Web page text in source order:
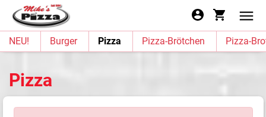
NEU! Burger Pizza Pizza-Brötchen Pizza-
Pizza